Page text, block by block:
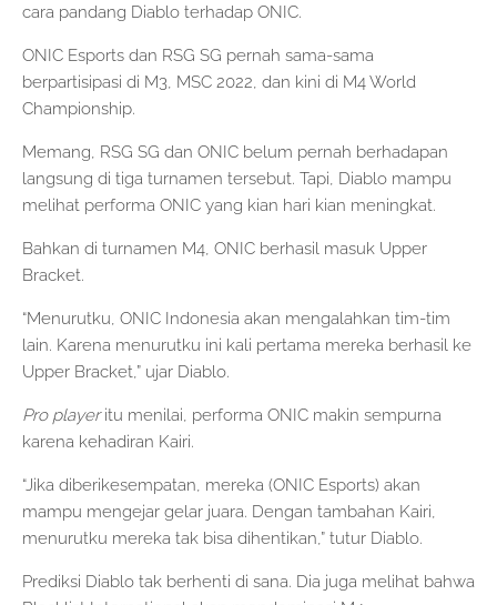
cara pandang Diablo terhadap ONIC.
ONIC Esports dan RSG SG pernah sama-sama
berpartisipasi di M3, MSC 2022, dan kini di M4 World
Championship.
Memang, RSG SG dan ONIC belum pernah berhadapan
langsung di tiga turnamen tersebut. Tapi, Diablo mampu
melihat performa ONIC yang kian hari kian meningkat.
Bahkan di turnamen M4, ONIC berhasil masuk Upper
Bracket.
“Menurutku, ONIC Indonesia akan mengalahkan tim-tim
lain. Karena menurutku ini kali pertama mereka berhasil ke
Upper Bracket,” ujar Diablo.
Pro playeritu menilai, performa ONIC makin sempurna
karena kehadiran Kairi.
“Jika diberikesempatan, mereka (ONIC Esports) akan
mampu mengejar gelar juara. Dengan tambahan Kairi,
menurutku mereka tak bisa dihentikan,” tutur Diablo.
Prediksi Diablo tak berhenti di sana. Dia juga melihat bahwa